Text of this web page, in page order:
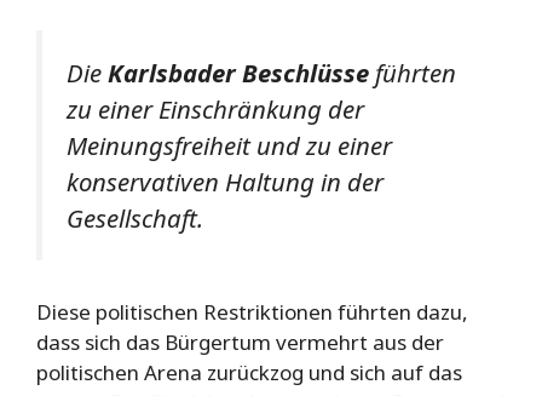
DieKarlsbader Beschlüsse führten
zu einer Einschränkung der
Meinungsfreiheit und zu einer
konservativen Haltung in der
Gesellschaft.
Diese politischen Restriktionen führten dazu,
dass sich das Bürgertum vermehrt aus der
politischen Arena zurückzog und sich auf das